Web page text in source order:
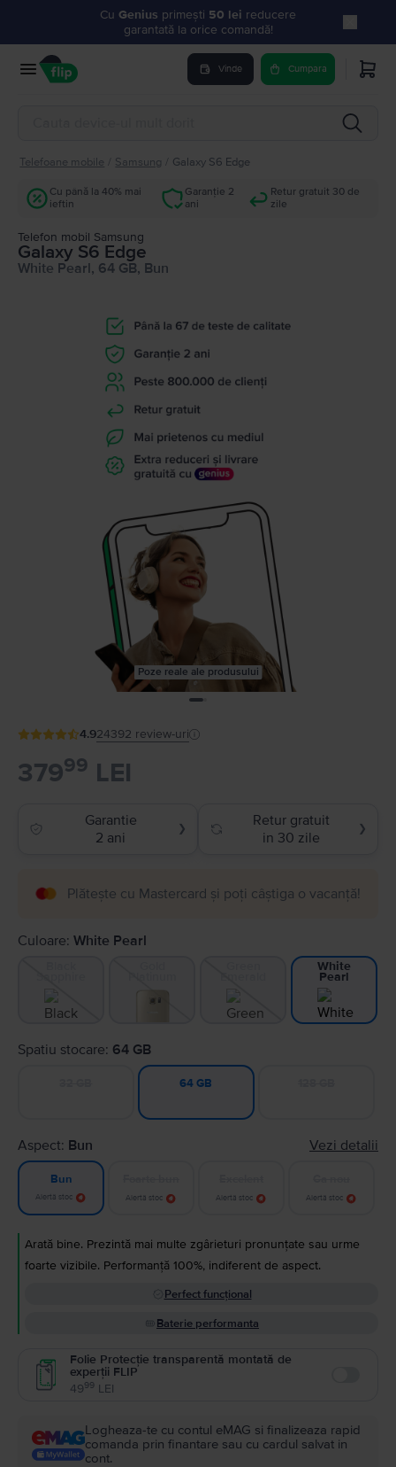
Cu Genius primești 50 lei reducere
garantată la orice comandă!
Vinde Cumpara
Telefoane mobile Samsung Galaxy S6 Edge
Cu până la 40% mai
ieftin
Garanție 2
ani
Retur gratuit 30 de
zile
Telefon mobil Samsung
Galaxy S6 Edge
White Pearl, 64 GB, Bun
Poze reale ale produsului
4.924392 review-uri
37999 LEI
Garantie
2 ani
❯
Retur gratuit
in 30 zile
❯
Plătește cu Mastercard și poți câștiga o vacanță!
Culoare: White Pearl
White
Pearl
Spatiu stocare: 64 GB
64 GB
Aspect: Bun Vezi detalii
Bun
Alertă stoc Alertă stoc Alertă stoc Alertă stoc
Arată bine. Prezintă mai multe zgârieturi pronunțate sau urme
foarte vizibile. Performanță 100%, indiferent de aspect.
Perfect funcțional
Baterie performanta
Folie Protecție transparentă montată de
experții FLIP
4999 LEI
Logheaza-te cu contul eMAG si finalizeaza rapid
comanda prin finantare sau cu cardul salvat in
cont.